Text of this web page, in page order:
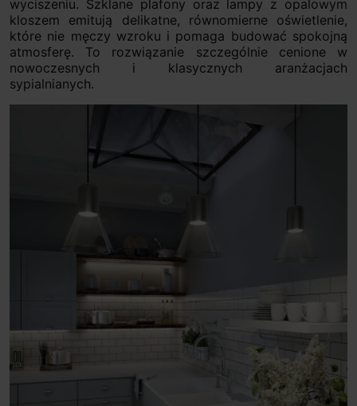
wyciszeniu. Szklane plafony oraz lampy z opalowym
kloszem emitują delikatne, równomierne oświetlenie,
które nie męczy wzroku i pomaga budować spokojną
atmosferę. To rozwiązanie szczególnie cenione w
nowoczesnych i klasycznych aranżacjach
sypialnianych.